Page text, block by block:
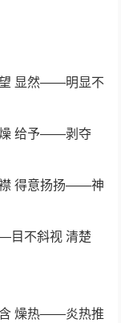
显然——明显不
给予——剥夺
得意扬扬——神
目不斜视 清楚
燥热——炎热推